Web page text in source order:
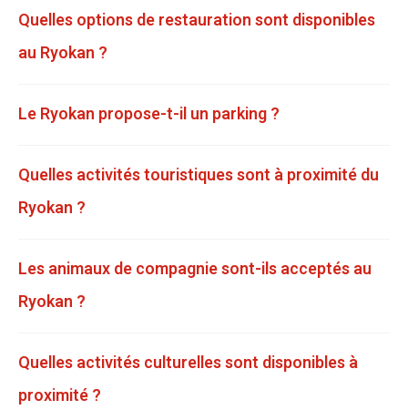
Quelles options de restauration sont disponibles
au Ryokan ?
Le Ryokan propose-t-il un parking ?
Quelles activités touristiques sont à proximité du
Ryokan ?
Les animaux de compagnie sont-ils acceptés au
Ryokan ?
Quelles activités culturelles sont disponibles à
proximité ?